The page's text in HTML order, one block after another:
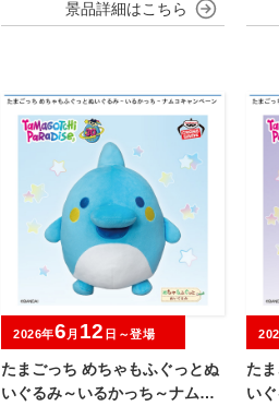
たまごっち めちゃもふぐっとぬ
いぐるみ～いるかっち～ナムコ
2026年6 月 12 日～登場
た
い